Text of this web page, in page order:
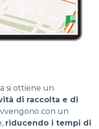
si ottiene un
di raccolta e di
con un
riducendo i tempi di